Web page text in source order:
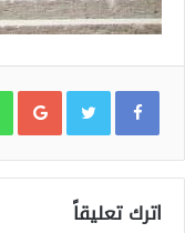
اترك تعليقاً